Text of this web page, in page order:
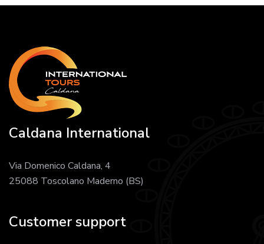
Caldana International
Via Domenico Caldana, 4
25088 Toscolano Maderno (BS)
Customer support